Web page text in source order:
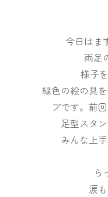
今日はま
両足
様子
緑色の絵の具
プです。前
足型スタ
みんな上
ら
涙